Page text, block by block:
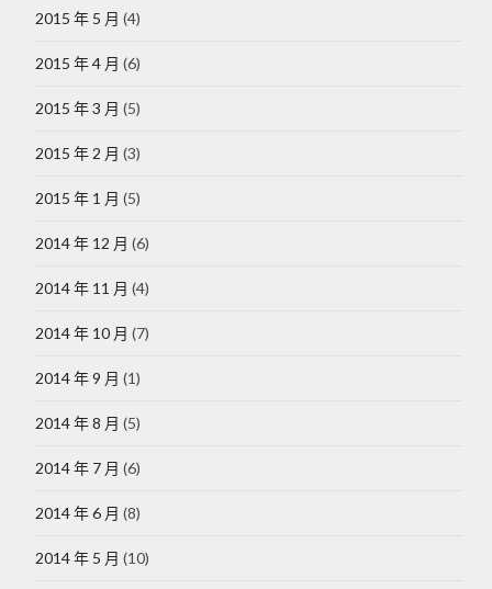
2015 年 5 月 (4)
2015 年 4 月 (6)
2015 年 3 月 (5)
2015 年 2 月 (3)
2015 年 1 月 (5)
2014 年 12 月 (6)
2014 年 11 月 (4)
2014 年 10 月 (7)
2014 年 9 月 (1)
2014 年 8 月 (5)
2014 年 7 月 (6)
2014 年 6 月 (8)
2014 年 5 月 (10)